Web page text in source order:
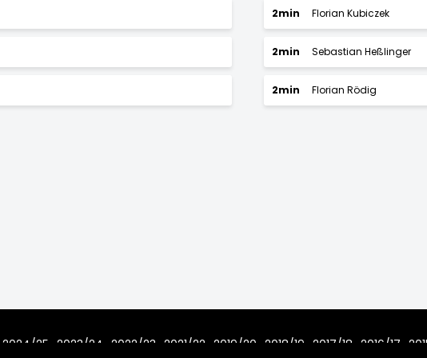
2min Florian Kubiczek
2min Sebastian Heßlinger
2min Florian Rödig
2024/25 2023/24 2022/23 2021/22 2019/20 2018/19 2017/18 2016/17